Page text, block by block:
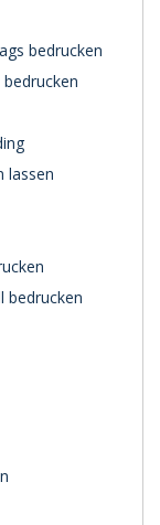
bedrucken
lassen
bedrucken